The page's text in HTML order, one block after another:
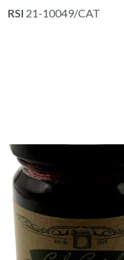
RSI 21-10049/CAT